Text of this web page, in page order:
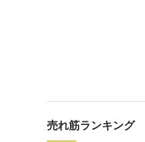
売れ筋ランキング